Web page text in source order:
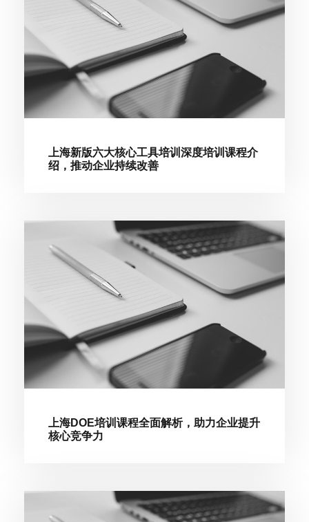
上海新版六大核心工具培训深度培训课程介
绍，推动企业持续改善
上海DOE培训课程全面解析，助力企业提升
核心竞争力